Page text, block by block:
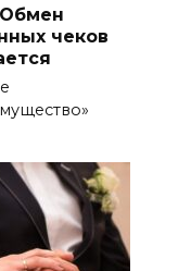
чеков